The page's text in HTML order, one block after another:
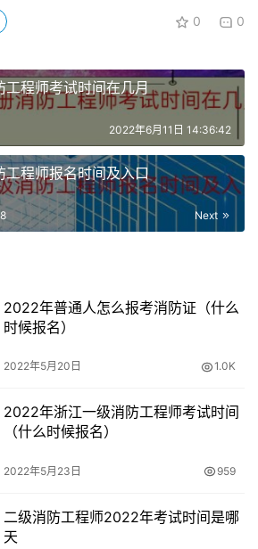
国专业技术人员资格考试报名服务平
册，完善学历学位信息，待系统核验
时查看核验结果。
，报考人员对本人符合报名条件，所
出诚信承诺。虚假、不实承诺考生将
，按文件规定时间及要求办理报名相
保管好本人用户名及密码，严禁代报
0 0
程师考试时间在几月
2022年6月11日 14:36:42
程师报名时间及入口
Next
2022年普通人怎么报考消防证（什么
时候报名）
2022年5月20日 1.0K
2022年浙江一级消防工程师考试时间
（什么时候报名）
2022年5月23日 959
二级消防工程师2022年考试时间是哪
天